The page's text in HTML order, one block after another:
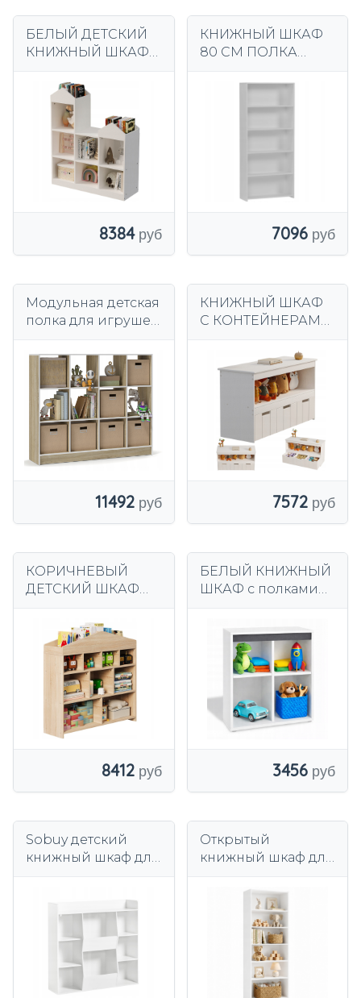
БЕЛЫЙ ДЕТСКИЙ
КНИЖНЫЙ ШКАФ
КНИГИ
АКСЕССУАРЫ-
ОРГАНИЗАТОР 7
ОТДЕЛЕНИЙ
8384
КНИЖНЫЙ ШКАФ
80 СМ ПОЛКА
СКОРОСШИВАТЕЛ
И БЕЛЫЙ B-80
7096
Модульная детская
полка для игрушек
12, белая или
Сонома
11492
КНИЖНЫЙ ШКАФ
С КОНТЕЙНЕРАМИ,
ИГРУШЕК,
ДЕТСКИЙ ШКАФ-
ОРГАНИЗАТОР,
БЕЛЫЙ
7572
КОРИЧНЕВЫЙ
ДЕТСКИЙ ШКАФ
АКСЕССУАРЫ ДЛЯ
КНИГ, 9
ОТДЕЛЕНИЙ
8412
БЕЛЫЙ КНИЖНЫЙ
ШКАФ с полками
3456
Sobuy детский
книжный шкаф для
KMB55-в
Открытый
книжный шкаф для
книги, игрушки, 60
см, белый, 5 полок